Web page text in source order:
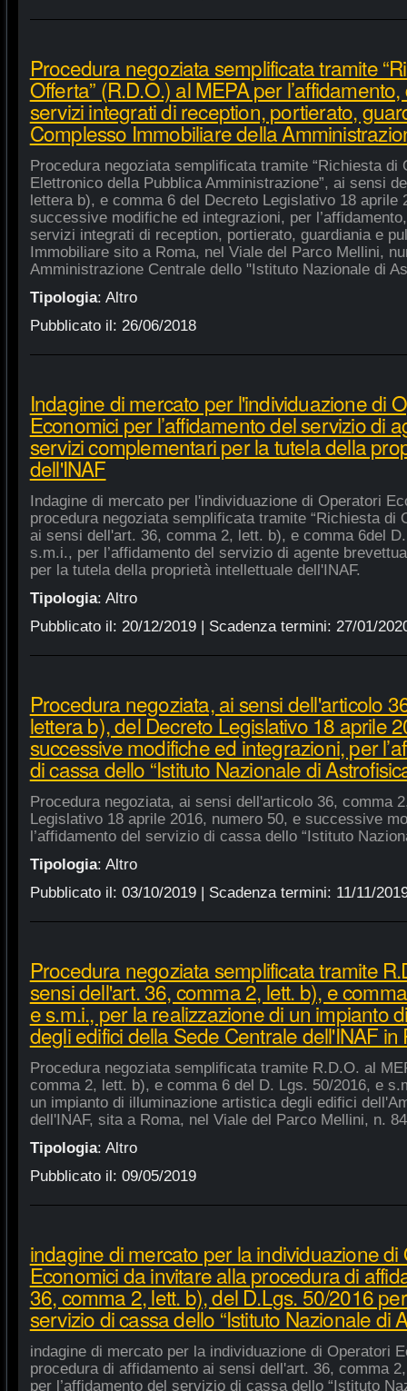
Procedura negoziata semplificata tramite
Offerta” (R.D.O.) al MEPA per
servizi integrati di reception, portierato,
Complesso Immobiliare della
Procedura negoziata semplificata tramite “Richiesta di
Elettronico della Pubblica Amministrazione”, ai sensi
lettera b), e comma 6 del Decreto Legislativo 18 aprile
successive modifiche ed integrazioni, per
servizi integrati di reception, portierato, guardiania e
Immobiliare sito a Roma, nel Viale del Parco Mellini,
Amministrazione Centrale dello "Istituto Nazionale di
Tipologia: Altro
Pubblicato il: 26/06/2018
Indagine di mercato per l'individuazione di
Economici per l’affidamento del servizio di
servizi complementari per la tutela della
dell'INAF
Indagine di mercato per l'individuazione di Operatori
procedura negoziata semplificata tramite “Richiesta di
ai sensi dell'art. 36, comma 2, lett. b), e comma 6del
s.m.i., per l’affidamento del servizio di agente
per la tutela della proprietà intellettuale dell'INAF.
Tipologia: Altro
Pubblicato il: 20/12/2019| Scadenza termini: 27/01/
Procedura negoziata, ai sensi dell'articolo
lettera b), del Decreto Legislativo 18 aprile
successive modifiche ed integrazioni, per
di cassa dello “Istituto Nazionale di
Procedura negoziata, ai sensi dell'articolo 36, comma
Legislativo 18 aprile 2016, numero 50, e successive
l’affidamento del servizio di cassa dello “Istituto
Tipologia: Altro
Pubblicato il: 03/10/2019| Scadenza termini: 11/11/
Procedura negoziata semplificata tramite
sensi dell'art. 36, comma 2, lett. b), e
e s.m.i., per la realizzazione di un impianto
degli edifici della Sede Centrale dell'INAF in
Procedura negoziata semplificata tramite R.D.O. al
comma 2, lett. b), e comma 6 del D. Lgs. 50/2016, e
un impianto di illuminazione artistica degli edifici
dell'INAF, sita a Roma, nel Viale del Parco Mellini, n. 84
Tipologia: Altro
Pubblicato il: 09/05/2019
indagine di mercato per la individuazione di
Economici da invitare alla procedura di
36, comma 2, lett. b), del D.Lgs. 50/2016
servizio di cassa dello “Istituto Nazionale di
indagine di mercato per la individuazione di Operatori
procedura di affidamento ai sensi dell'art. 36, comma
per l’affidamento del servizio di cassa dello “Istituto